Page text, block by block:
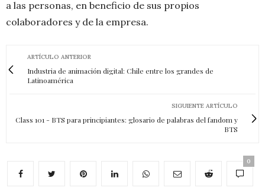
a las personas, en beneficio de sus propios
colaboradores y de la empresa.
ARTÍCULO ANTERIOR
Industria de animación digital: Chile entre los grandes de
Latinoamérica
SIGUIENTE ARTÍCULO
Class 101 - BTS para principiantes: glosario de palabras del fandom y
BTS
0